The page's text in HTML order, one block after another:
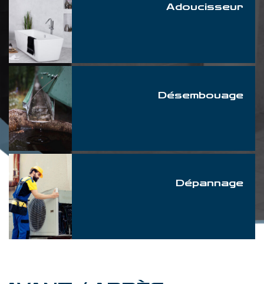
Adoucisseur
Désembouage
Dépannage